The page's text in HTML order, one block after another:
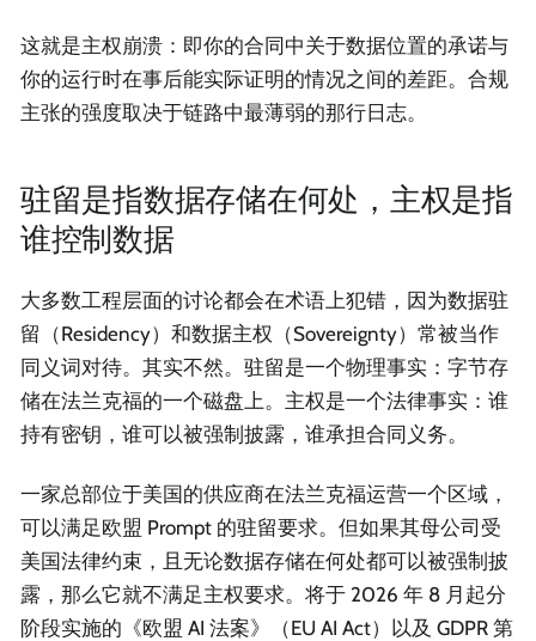
这就是主权崩溃：即你的合同中关于数据位置的承诺与
你的运行时在事后能实际证明的情况之间的差距。合规
主张的强度取决于链路中最薄弱的那行日志。
驻留是指数据存储在何处，主权是指
谁控制数据
大多数工程层面的讨论都会在术语上犯错，因为数据驻
留（Residency）和数据主权（Sovereignty）常被当作
同义词对待。其实不然。驻留是一个物理事实：字节存
储在法兰克福的一个磁盘上。主权是一个法律事实：谁
持有密钥，谁可以被强制披露，谁承担合同义务。
一家总部位于美国的供应商在法兰克福运营一个区域，
可以满足欧盟 Prompt 的驻留要求。但如果其母公司受
美国法律约束，且无论数据存储在何处都可以被强制披
露，那么它就不满足主权要求。将于 2026 年 8 月起分
阶段实施的《欧盟 AI 法案》（EU AI Act）以及 GDPR 第